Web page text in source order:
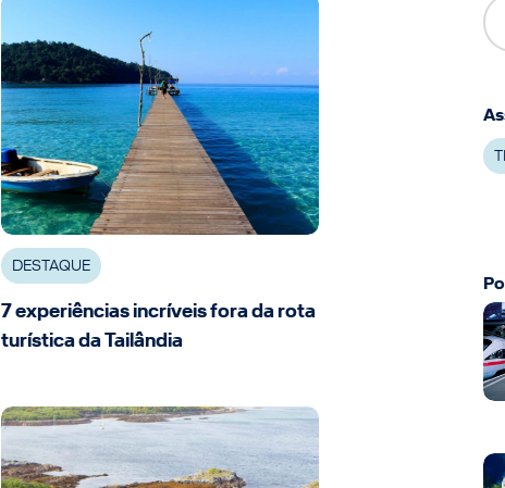
DESTAQUE
7 experiências incríveis fora da rota
turística da Tailândia